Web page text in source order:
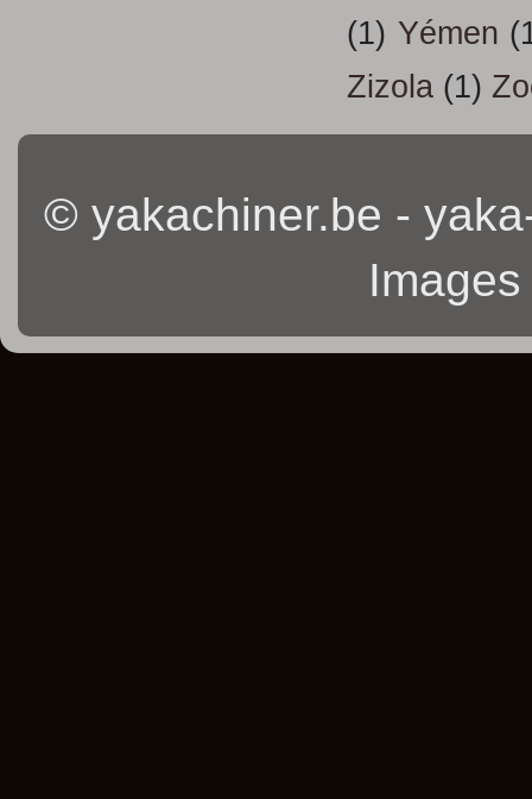
(1) Yémen
Zizola (1)
© yakachiner.be -